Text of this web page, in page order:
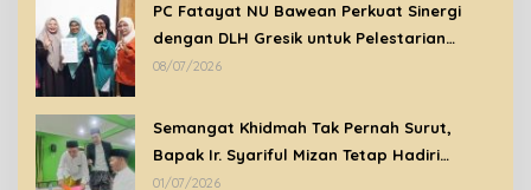
PC Fatayat NU Bawean Perkuat Sinergi
dengan DLH Gresik untuk Pelestarian
Lingkungan di Bawean
08/07/2026
Semangat Khidmah Tak Pernah Surut,
Bapak Ir. Syariful Mizan Tetap Hadiri
Peringatan Tahun Baru Islam 1448 H di
01/07/2026